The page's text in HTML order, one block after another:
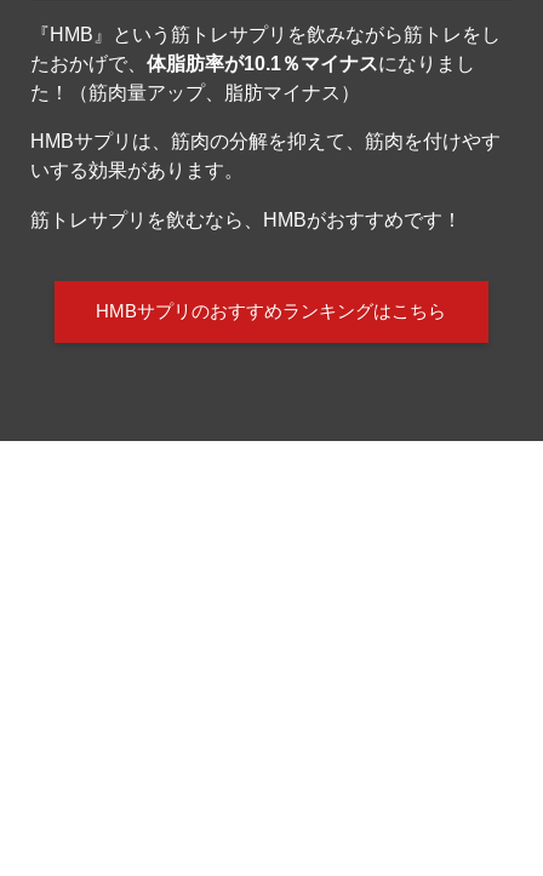
『HMB』という筋トレサプリを飲みながら筋トレをし
たおかげで、 体脂肪率が10.1％マイナスになりまし
た！（筋肉量アップ、脂肪マイナス）
HMBサプリは、筋肉の分解を抑えて、筋肉を付けやす
いする効果があります。
筋トレサプリを飲むなら、HMBがおすすめです！
HMBサプリのおすすめランキングはこちら